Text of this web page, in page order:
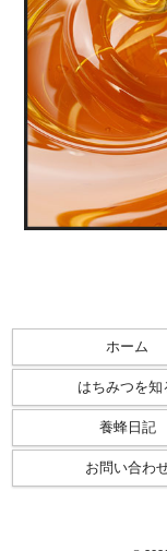
ホーム
はちみつを知
養蜂日記
お問い合わ